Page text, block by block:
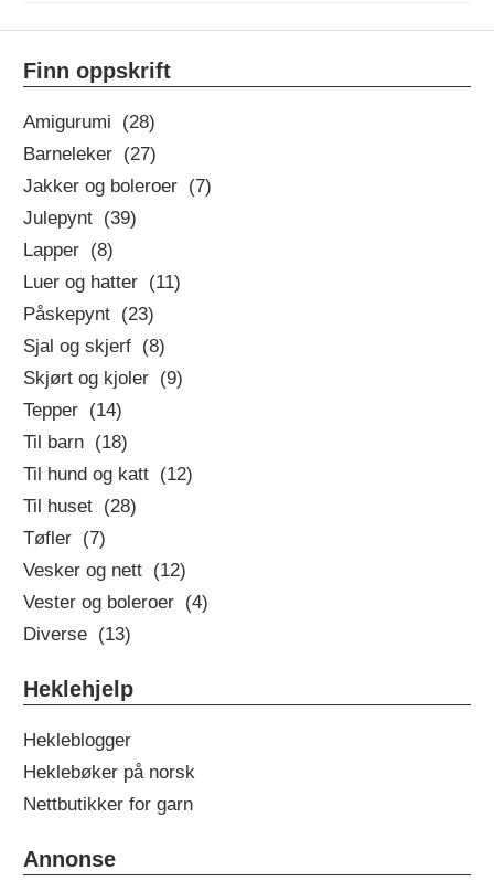
OPPSKRIFT
Finn oppskrift
Amigurumi (28)
Barneleker (27)
Jakker og boleroer (7)
Julepynt (39)
Lapper (8)
Luer og hatter (11)
Påskepynt (23)
Sjal og skjerf (8)
Skjørt og kjoler (9)
Tepper (14)
Til barn (18)
Til hund og katt (12)
Til huset (28)
Tøfler (7)
Vesker og nett (12)
Vester og boleroer (4)
Diverse (13)
Heklehjelp
Hekleblogger
Heklebøker på norsk
Nettbutikker for garn
Annonse